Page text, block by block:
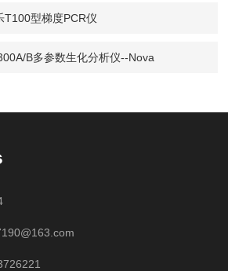
T100型梯度PCR仪
B多参数生化分析仪--Nova